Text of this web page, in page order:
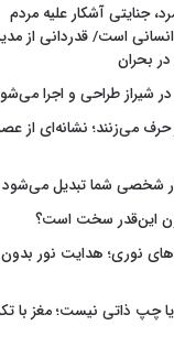
جنایتی آشکار علیه مردم
است/ قدردانی از
بحران
در شیراز طراحی و اجرا
می‌زنند؛ نشانه‌ای از
شخصی شما تبدیل می‌شود
این‌قدر سخت است؟
نوری؛ هدایت نور بدون
چپ ذاتی نیست؛ مغز با